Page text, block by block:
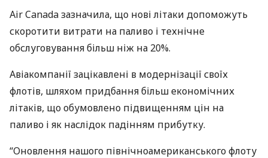
Air Canada зазначила, що нові літаки допоможуть
скоротити витрати на паливо і технічне
обслуговування більш ніж на 20%.
Авіакомпанії зацікавлені в модернізації своїх
флотів, шляхом придбання більш економічних
літаків, що обумовлено підвищенням цін на
паливо і як наслідок падінням прибутку.
“Оновлення нашого північноамериканського флоту